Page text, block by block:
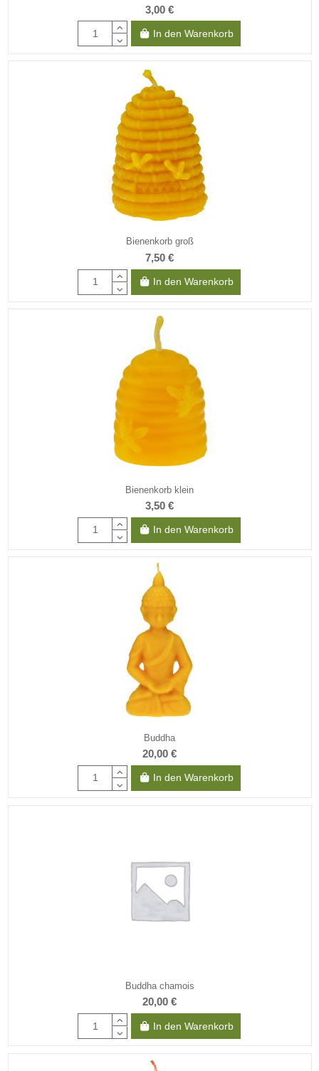
3,00 €
In den Warenkorb
Bienenkorb groß
7,50 €
In den Warenkorb
Bienenkorb klein
3,50 €
In den Warenkorb
Buddha
20,00 €
In den Warenkorb
Buddha chamois
20,00 €
In den Warenkorb